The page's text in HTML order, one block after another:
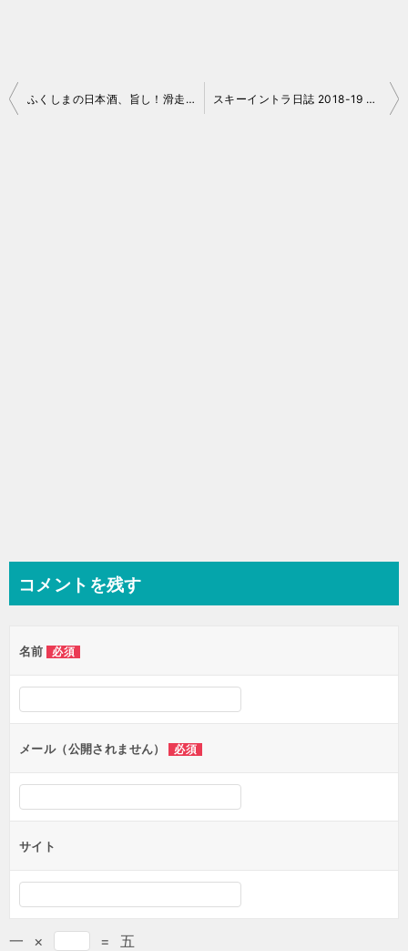
投
ふくしまの日本酒、旨し！滑走日誌？ 2018-19 No.6,7 猪苗代 スキーイントラ日誌 2018-19 No.28
コメントを残す
名前 必須
メール（公開されません） 必須
サイト
一 × = 五